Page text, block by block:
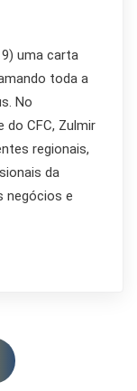
uma carta
toda a
No
do CFC, Zulmir
regionais,
da
negócios e